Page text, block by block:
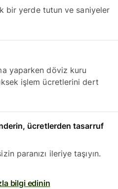
bir yerde tutun ve saniyeler
yaparken döviz kuru
işlem ücretlerini dert
ücretlerden tasarruf
paranızı ileriye taşıyın.
bilgi edinin